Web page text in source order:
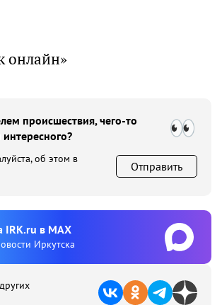
онлайн»
происшествия, чего-то
об этом в
Отправить
IRK.ru в MAX
Иркутска